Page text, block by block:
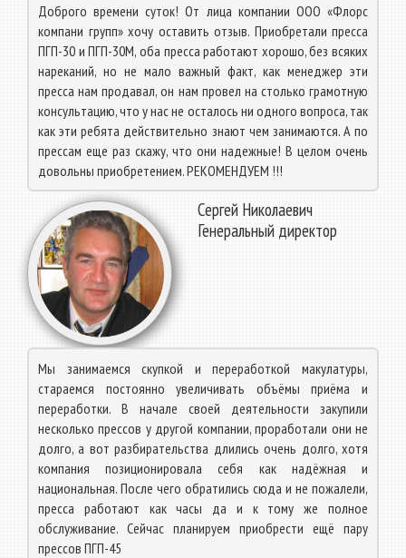
Доброго времени суток! От лица компании ООО «Флорс
компани групп» хочу оставить отзыв. Приобретали пресса
ПГП-30 и ПГП-30М, оба пресса работают хорошо, без всяких
нареканий, но не мало важный факт, как менеджер эти
пресса нам продавал, он нам провел на столько грамотную
консультацию, что у нас не осталось ни одного вопроса, так
как эти ребята действительно знают чем занимаются. А по
прессам еще раз скажу, что они надежные! В целом очень
довольны приобретением. РЕКОМЕНДУЕМ !!!
Сергей Николаевич
Генеральный директор
Мы занимаемся скупкой и переработкой макулатуры,
стараемся постоянно увеличивать объёмы приёма и
переработки. В начале своей деятельности закупили
несколько прессов у другой компании, проработали они не
долго, а вот разбирательства длились очень долго, хотя
компания позиционировала себя как надёжная и
национальная. После чего обратились сюда и не пожалели,
пресса работают как часы да и к тому же полное
обслуживание. Сейчас планируем приобрести ещё пару
прессов ПГП-45